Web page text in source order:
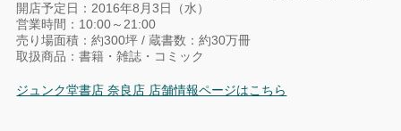
開店予定日：2016年8月3日（水）
営業時間：10:00～21:00
売り場面積：約300坪 / 蔵書数：約30万冊
取扱商品：書籍・雑誌・コミック
ジュンク堂書店 奈良店 店舗情報ページはこちら